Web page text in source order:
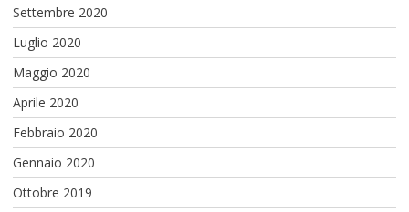
Settembre 2020
Luglio 2020
Maggio 2020
Aprile 2020
Febbraio 2020
Gennaio 2020
Ottobre 2019